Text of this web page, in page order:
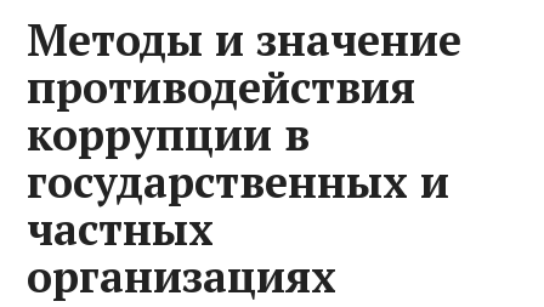
Методы и значение
противодействия
коррупции в
государственных и
частных
организациях